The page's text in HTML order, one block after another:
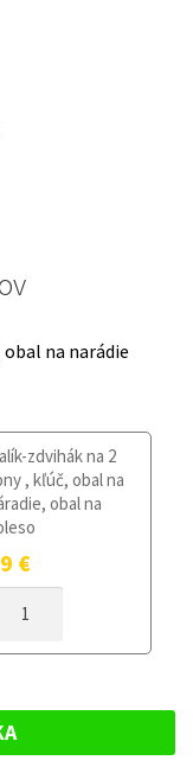
na narádie
zdvihák na 2
, kľúč, obal na
obal na
€
DOJAZDOVÉ